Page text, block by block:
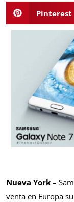
Pinterest
Nueva York –
venta en Europa